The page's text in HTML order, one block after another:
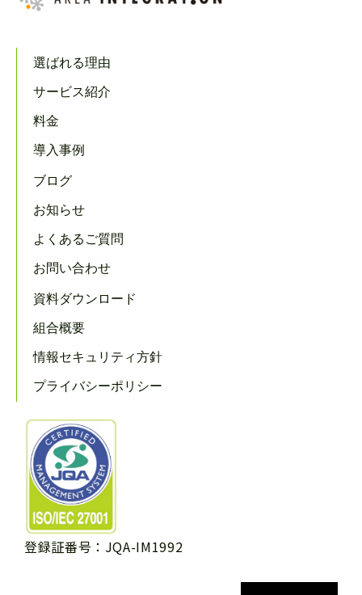
選ばれる理由
サービス紹介
料金
導入事例
ブログ
お知らせ
よくあるご質問
お問い合わせ
資料ダウンロード
組合概要
情報セキュリティ方針
プライバシーポリシー
登録証番号：JQA-IM1992